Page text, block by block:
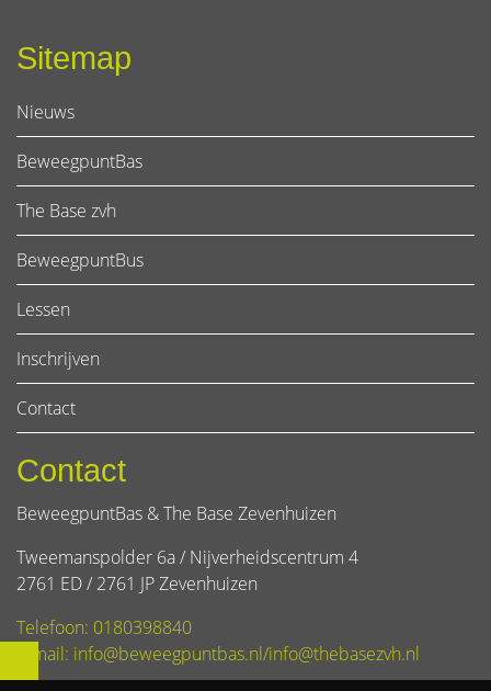
Sitemap
Nieuws
BeweegpuntBas
The Base zvh
BeweegpuntBus
Lessen
Inschrijven
Contact
Contact
BeweegpuntBas & The Base Zevenhuizen
Tweemanspolder 6a / Nijverheidscentrum 4
2761 ED / 2761 JP Zevenhuizen
Telefoon: 0180398840
E-mail: info@beweegpuntbas.nl/info@thebasezvh.nl